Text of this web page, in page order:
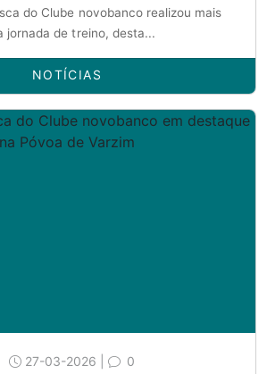
do Clube novobanco realizou mais
jornada de treino, desta...
NOTÍCIAS
27-03-2026 | 0